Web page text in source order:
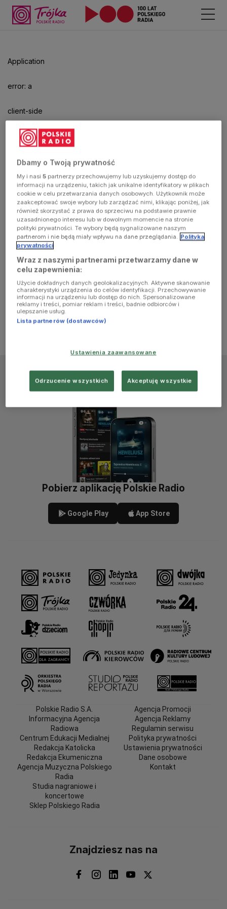
Application
error: a
client-side
exception
has
occurred
(see the
browser
console for
more
information)
aby
odtwarzać.
Pobierz aplikację Polskie Radio
Google Play App Store
Polskie Radio S.A.
Informacyjna Agencja
Radiowa
Centrum Edukacji Medialnej
Redakcja Katolicka
Redakcja Ekumeniczna
Agencja Muzyczna Polskiego
Radia
Studia nagraniowe i
koncertowe
Sklep Polskiego Radia
Agencja Promocji
Agencja Reklamy
Regulamin serwisu
Polityka prywatności
Ustawienia prywatności
Dane osobowe
Kontakt
Znajdziesz nas na
Dbamy o Twoją prywatność
My i nasi5 partnerzy przechowujemy lub uzyskujemy dostęp do
informacji na urządzeniu, takich jak unikalne identyfikatory w plikach
cookie w celu przetwarzania danych osobowych. Użytkownik może
zaakceptować swoje wybory lub zarządzać nimi, klikając poniżej, jak
również skorzystać z prawa do sprzeciwu na podstawie prawnie
uzasadnionego interesu lub w dowolnym momencie na stronie
polityki prywatności. Te wybory będą sygnalizowane naszym
partnerom i nie będą miały wpływu na dane przeglądania. Polityka
prywatności
Wraz z naszymi partnerami przetwarzamy dane w
celu zapewnienia:
Użycie dokładnych danych geolokalizacyjnych. Aktywne skanowanie
charakterystyki urządzenia do celów identyfikacji. Przechowywanie
informacji na urządzeniu lub dostęp do nich. Spersonalizowane
reklamy i treści, pomiar reklam i treści, badnie odbiorców i
ulepszanie usług.
Lista partnerów (dostawców)
Ustawienia zaawansowane
Odrzucenie wszystkich Akceptuję wszystkie